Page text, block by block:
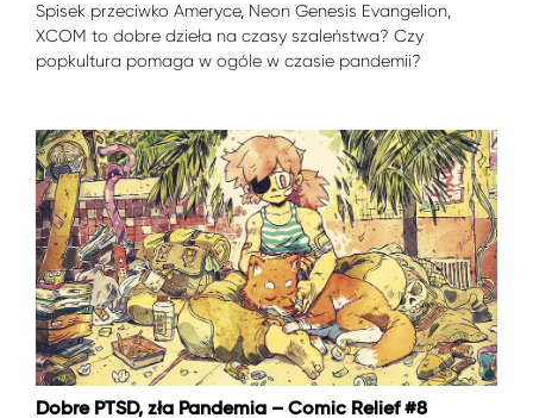
Spisek przeciwko Ameryce, Neon Genesis Evangelion,
XCOM to dobre dzieła na czasy szaleństwa? Czy
popkultura pomaga w ogóle w czasie pandemii?
Dobre PTSD, zła Pandemia – Comic Relief #8